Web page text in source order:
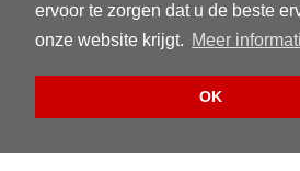
ervoor te zorgen dat u de beste
onze website krijgt. Meer
OK